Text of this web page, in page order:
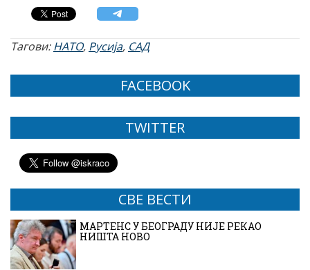
Тагови:НАТО, Русија, САД
FACEBOOK
TWITTER
СВЕ ВЕСТИ
МАРТЕНС У БЕОГРАДУ НИЈЕ РЕКАО
НИШТА НОВО